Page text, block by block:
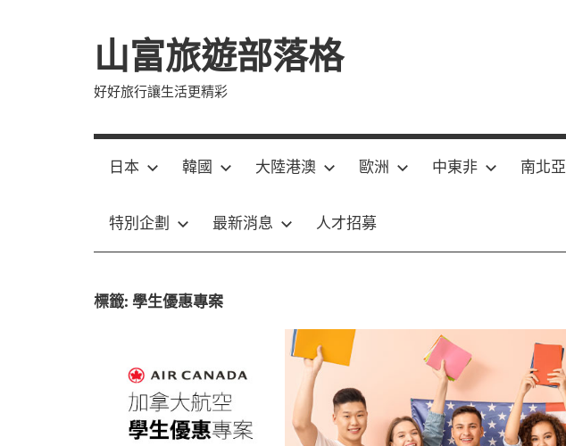
山富旅遊部落格
好好旅行讓生活更精彩
日本 韓國 大陸港澳 歐洲 中東非 南北亞
特別企劃 最新消息 人才招募
標籤: 學生優惠專案